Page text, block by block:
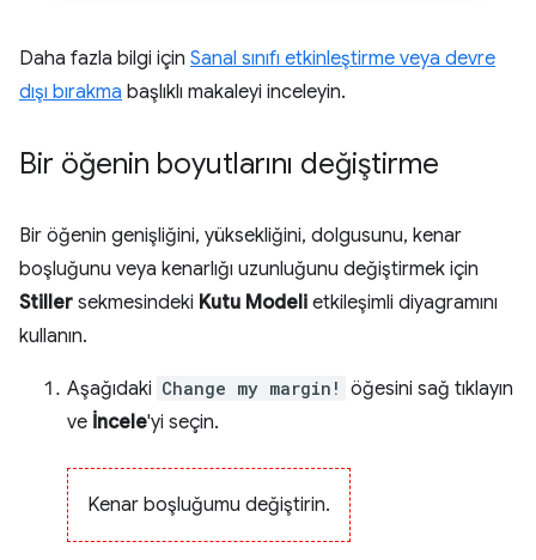
Daha fazla bilgi için Sanal sınıfı etkinleştirme veya devre
dışı bırakma başlıklı makaleyi inceleyin.
Bir öğenin boyutlarını değiştirme
Bir öğenin genişliğini, yüksekliğini, dolgusunu, kenar
boşluğunu veya kenarlığı uzunluğunu değiştirmek için
Stiller sekmesindeki Kutu Modeli etkileşimli diyagramını
kullanın.
Aşağıdaki Change my margin! öğesini sağ tıklayın
ve İncele'yi seçin.
Kenar boşluğumu değiştirin.